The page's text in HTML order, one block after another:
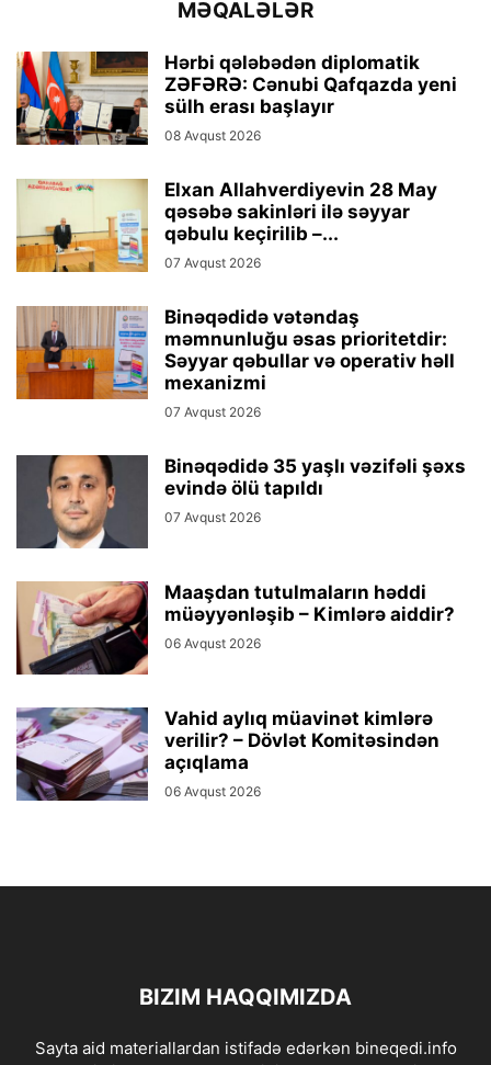
MƏQALƏLƏR
Hərbi qələbədən diplomatik
ZƏFƏRƏ: Cənubi Qafqazda yeni
sülh erası başlayır
08 Avqust 2026
Elxan Allahverdiyevin 28 May
qəsəbə sakinləri ilə səyyar
qəbulu keçirilib –...
07 Avqust 2026
Binəqədidə vətəndaş
məmnunluğu əsas prioritetdir:
Səyyar qəbullar və operativ həll
mexanizmi
07 Avqust 2026
Binəqədidə 35 yaşlı vəzifəli şəxs
evində ölü tapıldı
07 Avqust 2026
Maaşdan tutulmaların həddi
müəyyənləşib – Kimlərə aiddir?
06 Avqust 2026
Vahid aylıq müavinət kimlərə
verilir? – Dövlət Komitəsindən
açıqlama
06 Avqust 2026
BIZIM HAQQIMIZDA
Sayta aid materiallardan istifadə edərkən bineqedi.info